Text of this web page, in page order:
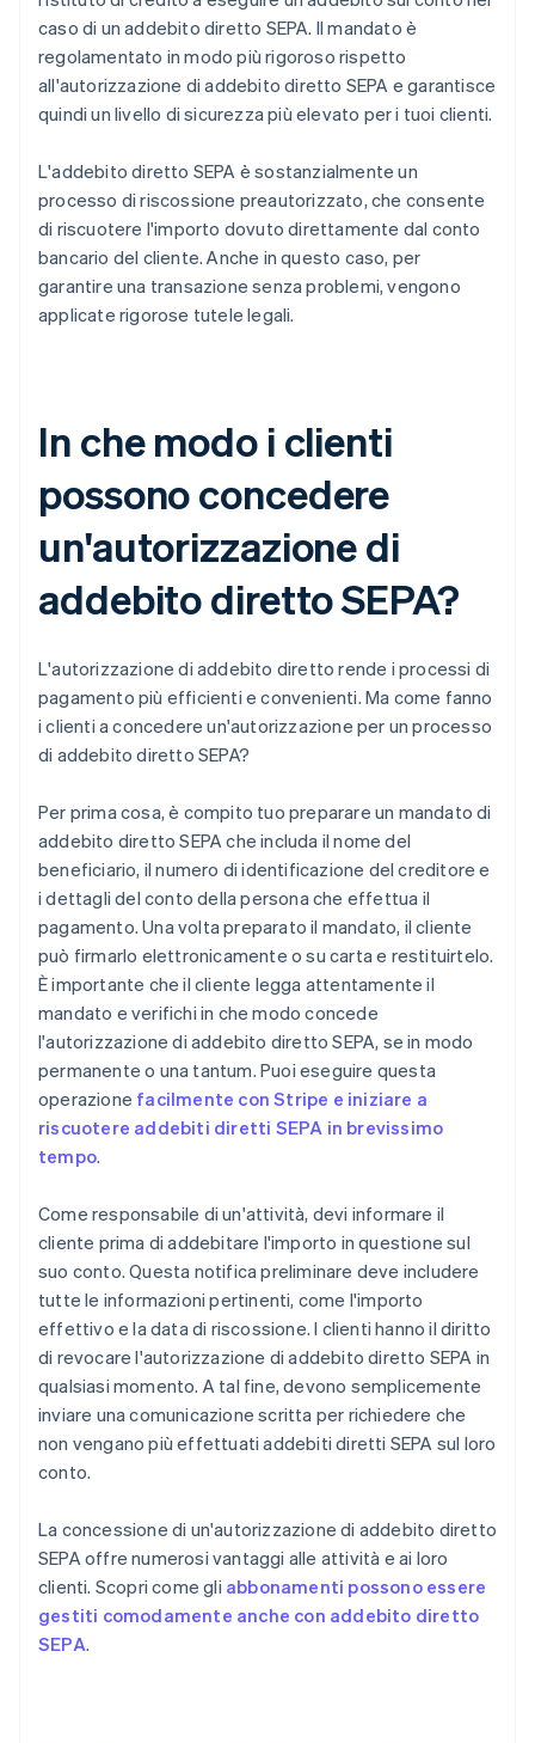
caso di un addebito diretto SEPA. Il mandato è
regolamentato in modo più rigoroso rispetto
all'autorizzazione di addebito diretto SEPA e garantisce
quindi un livello di sicurezza più elevato per i tuoi clienti.
L'addebito diretto SEPA è sostanzialmente un
processo di riscossione preautorizzato, che consente
di riscuotere l'importo dovuto direttamente dal conto
bancario del cliente. Anche in questo caso, per
garantire una transazione senza problemi, vengono
applicate rigorose tutele legali.
In che modo i clienti
possono concedere
un'autorizzazione di
addebito diretto SEPA?
L'autorizzazione di addebito diretto rende i processi di
pagamento più efficienti e convenienti. Ma come fanno
i clienti a concedere un'autorizzazione per un processo
di addebito diretto SEPA?
Per prima cosa, è compito tuo preparare un mandato di
addebito diretto SEPA che includa il nome del
beneficiario, il numero di identificazione del creditore e
i dettagli del conto della persona che effettua il
pagamento. Una volta preparato il mandato, il cliente
può firmarlo elettronicamente o su carta e restituirtelo.
È importante che il cliente legga attentamente il
mandato e verifichi in che modo concede
l'autorizzazione di addebito diretto SEPA, se in modo
permanente o una tantum. Puoi eseguire questa
operazione facilmente con Stripe e iniziare a
riscuotere addebiti diretti SEPA in brevissimo
tempo.
Come responsabile di un'attività, devi informare il
cliente prima di addebitare l'importo in questione sul
suo conto. Questa notifica preliminare deve includere
tutte le informazioni pertinenti, come l'importo
effettivo e la data di riscossione. I clienti hanno il diritto
di revocare l'autorizzazione di addebito diretto SEPA in
qualsiasi momento. A tal fine, devono semplicemente
inviare una comunicazione scritta per richiedere che
non vengano più effettuati addebiti diretti SEPA sul loro
conto.
La concessione di un'autorizzazione di addebito diretto
SEPA offre numerosi vantaggi alle attività e ai loro
clienti. Scopri come gli abbonamenti possono essere
gestiti comodamente anche con addebito diretto
SEPA.